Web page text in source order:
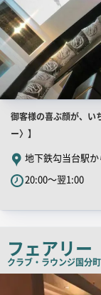
店
舗
PR
キ
ャ
ピ
ー
御客様の喜ぶ顔が、
ー〉】
地下鉄勾当台駅
20:00～翌1:00
フェアリ
クラブ・ラウンジ国分町